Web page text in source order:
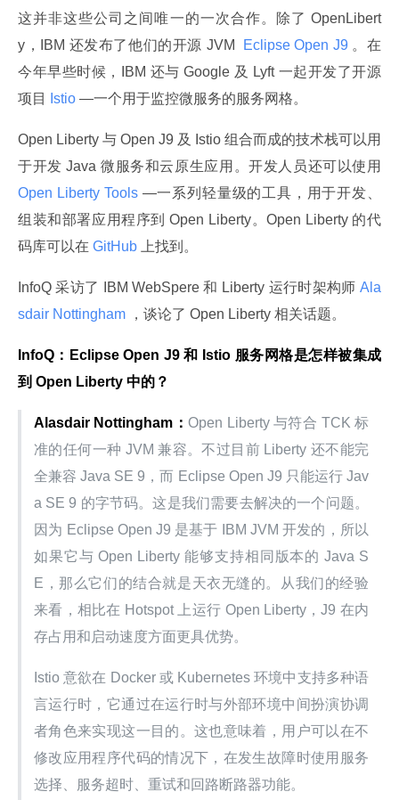
这并非这些公司之间唯一的一次合作。除了 OpenLibert
y，IBM 还发布了他们的开源 JVM
Eclipse Open J9 。在
今年早些时候，IBM 还与 Google 及 Lyft 一起开发了开源
项目
Istio —一个用于监控微服务的服务网格。
Open Liberty 与 Open J9 及 Istio 组合而成的技术栈可以用
于开发 Java 微服务和云原生应用。开发人员还可以使用
Open Liberty Tools —一系列轻量级的工具，用于开发、
组装和部署应用程序到 Open Liberty。Open Liberty 的代
码库可以在 GitHub 上找到。
InfoQ 采访了 IBM WebSpere 和 Liberty 运行时架构师 Ala
sdair Nottingham
，谈论了 Open Liberty 相关话题。
InfoQ：Eclipse Open J9 和 Istio 服务网格是怎样被集成
到 Open Liberty 中的？
Alasdair Nottingham：Open Liberty 与符合 TCK 标
准的任何一种 JVM 兼容。不过目前 Liberty 还不能完
全兼容 Java SE 9，而 Eclipse Open J9 只能运行 Jav
a SE 9 的字节码。这是我们需要去解决的一个问题。
因为 Eclipse Open J9 是基于 IBM JVM 开发的，所以
如果它与 Open Liberty 能够支持相同版本的 Java S
E，那么它们的结合就是天衣无缝的。从我们的经验
来看，相比在 Hotspot 上运行 Open Liberty，J9 在内
存占用和启动速度方面更具优势。
Istio 意欲在 Docker 或 Kubernetes 环境中支持多种语
言运行时，它通过在运行时与外部环境中间扮演协调
者角色来实现这一目的。这也意味着，用户可以在不
修改应用程序代码的情况下，在发生故障时使用服务
选择、服务超时、重试和回路断路器功能。